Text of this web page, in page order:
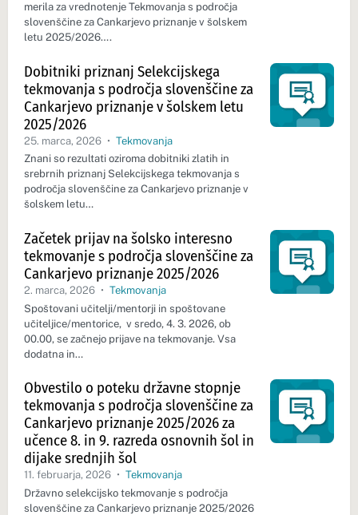
merila za vrednotenje Tekmovanja s področja
slovenščine za Cankarjevo priznanje v šolskem
letu 2025/2026….
Dobitniki priznanj Selekcijskega
tekmovanja s področja slovenščine za
Cankarjevo priznanje v šolskem letu
2025/2026
25. marca, 2026 • Tekmovanja
Znani so rezultati oziroma dobitniki zlatih in
srebrnih priznanj Selekcijskega tekmovanja s
področja slovenščine za Cankarjevo priznanje v
šolskem letu…
Začetek prijav na šolsko interesno
tekmovanje s področja slovenščine za
Cankarjevo priznanje 2025/2026
2. marca, 2026 • Tekmovanja
Spoštovani učitelji/mentorji in spoštovane
učiteljice/mentorice, v sredo, 4. 3. 2026, ob
00.00, se začnejo prijave na tekmovanje. Vsa
dodatna in…
Obvestilo o poteku državne stopnje
tekmovanja s področja slovenščine za
Cankarjevo priznanje 2025/2026 za
učence 8. in 9. razreda osnovnih šol in
dijake srednjih šol
11. februarja, 2026 • Tekmovanja
Državno selekcijsko tekmovanje s področja
slovenščine za Cankarjevo priznanje 2025/2026